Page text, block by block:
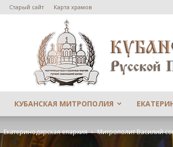
Старый сайт Карта храмов
КУБАНСКАЯ МИТРОПОЛИЯ
Екатеринодарская епархия Митрополит Василий